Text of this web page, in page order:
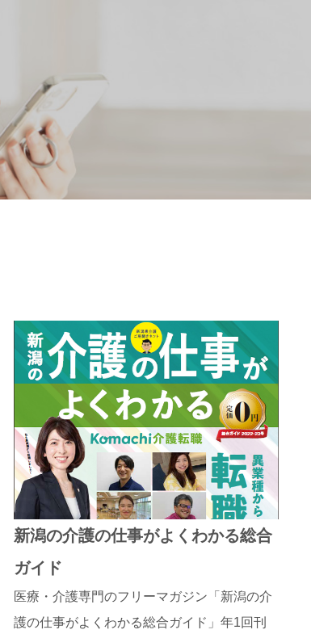
新潟の介護の仕事がよくわかる総合
ガイド
医療・介護専門のフリーマガジン「新潟の介
護の仕事がよくわかる総合ガイド」年1回刊